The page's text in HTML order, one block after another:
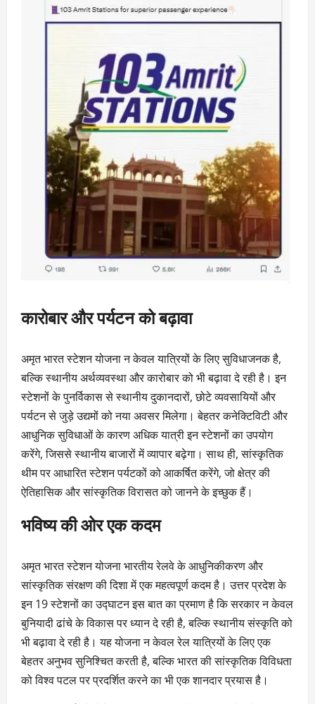
कारोबार और पर्यटन को बढ़ावा
अमृत भारत स्टेशन योजना न केवल यात्रियों के लिए सुविधाजनक है,
बल्कि स्थानीय अर्थव्यवस्था और कारोबार को भी बढ़ावा दे रही है। इन
स्टेशनों के पुनर्विकास से स्थानीय दुकानदारों, छोटे व्यवसायियों और
पर्यटन से जुड़े उद्यमों को नया अवसर मिलेगा। बेहतर कनेक्टिविटी और
आधुनिक सुविधाओं के कारण अधिक यात्री इन स्टेशनों का उपयोग
करेंगे, जिससे स्थानीय बाजारों में व्यापार बढ़ेगा। साथ ही, सांस्कृतिक
थीम पर आधारित स्टेशन पर्यटकों को आकर्षित करेंगे, जो क्षेत्र की
ऐतिहासिक और सांस्कृतिक विरासत को जानने के इच्छुक हैं।
भविष्य की ओर एक कदम
अमृत भारत स्टेशन योजना भारतीय रेलवे के आधुनिकीकरण और
सांस्कृतिक संरक्षण की दिशा में एक महत्वपूर्ण कदम है। उत्तर प्रदेश के
इन 19 स्टेशनों का उद्घाटन इस बात का प्रमाण है कि सरकार न केवल
बुनियादी ढांचे के विकास पर ध्यान दे रही है, बल्कि स्थानीय संस्कृति को
भी बढ़ावा दे रही है। यह योजना न केवल रेल यात्रियों के लिए एक
बेहतर अनुभव सुनिश्चित करती है, बल्कि भारत की सांस्कृतिक विविधता
को विश्व पटल पर प्रदर्शित करने का भी एक शानदार प्रयास है।